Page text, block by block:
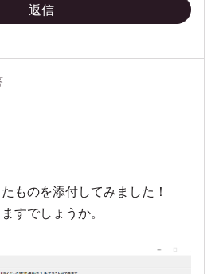
返信
ものを添付してみました！
すでしょうか。